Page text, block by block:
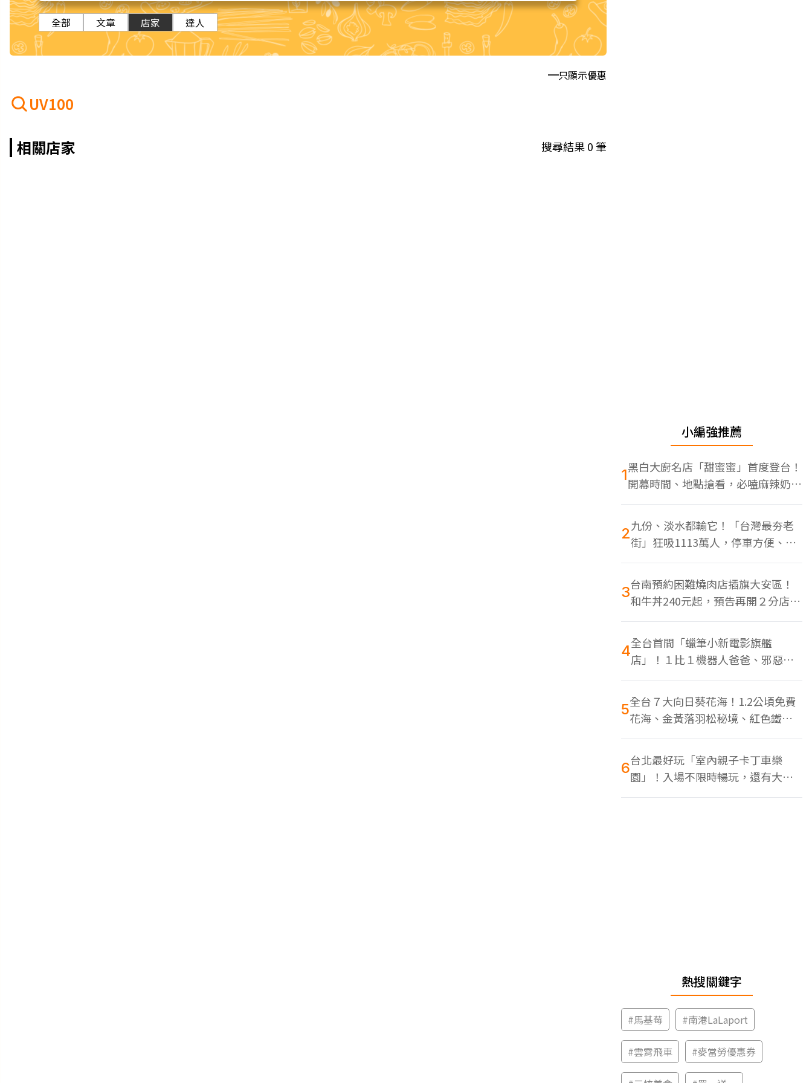
全部 文章 店家 達人
只顯示優惠
UV100
相關店家 搜尋結果0筆
小編強推薦
1黑白大廚名店「甜蜜蜜」首度登台！
開幕時間、地點搶看，必嗑麻辣奶油
蝦
2九份、淡水都輸它！「台灣最夯老
街」狂吸1113萬人，停車方便、特
色美食多
3台南預約困難燒肉店插旗大安區！
和牛丼240元起，預告再開２分店、
地點曝光
4全台首間「蠟筆小新電影旗艦
店」！１比１機器人爸爸、邪惡正
男，百款周邊買翻
5全台７大向日葵花海！1.2公頃免費
花海、金黃落羽松秘境、紅色鐵橋
同框
6台北最好玩「室內親子卡丁車樂
園」！入場不限時暢玩，還有大螢
幕Switch遊戲區
熱搜關鍵字
#馬基莓 #南港LaLaport
#雲霄飛車 #麥當勞優惠券